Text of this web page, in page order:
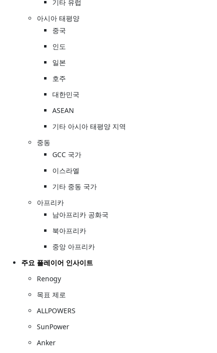
기타 유럽
아시아 태평양
중국
인도
일본
호주
대한민국
ASEAN
기타 아시아 태평양 지역
중동
GCC 국가
이스라엘
기타 중동 국가
아프리카
남아프리카 공화국
북아프리카
중앙 아프리카
주요 플레이어 인사이트
Renogy
목표 제로
ALLPOWERS
SunPower
Anker